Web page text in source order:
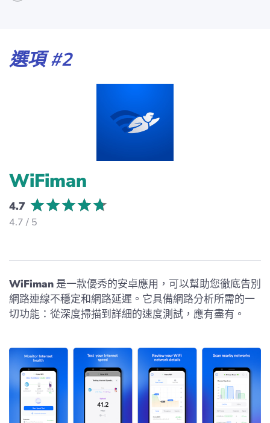
選項 #2
WiFiman
4.7
4.7 / 5
WiFiman是一款優秀的安卓應用，可以幫助您徹底告別
網路連線不穩定和網路延遲。它具備網路分析所需的一
切功能：從深度掃描到詳細的速度測試，應有盡有。